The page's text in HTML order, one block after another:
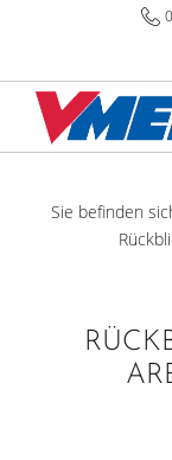
Sie befinden